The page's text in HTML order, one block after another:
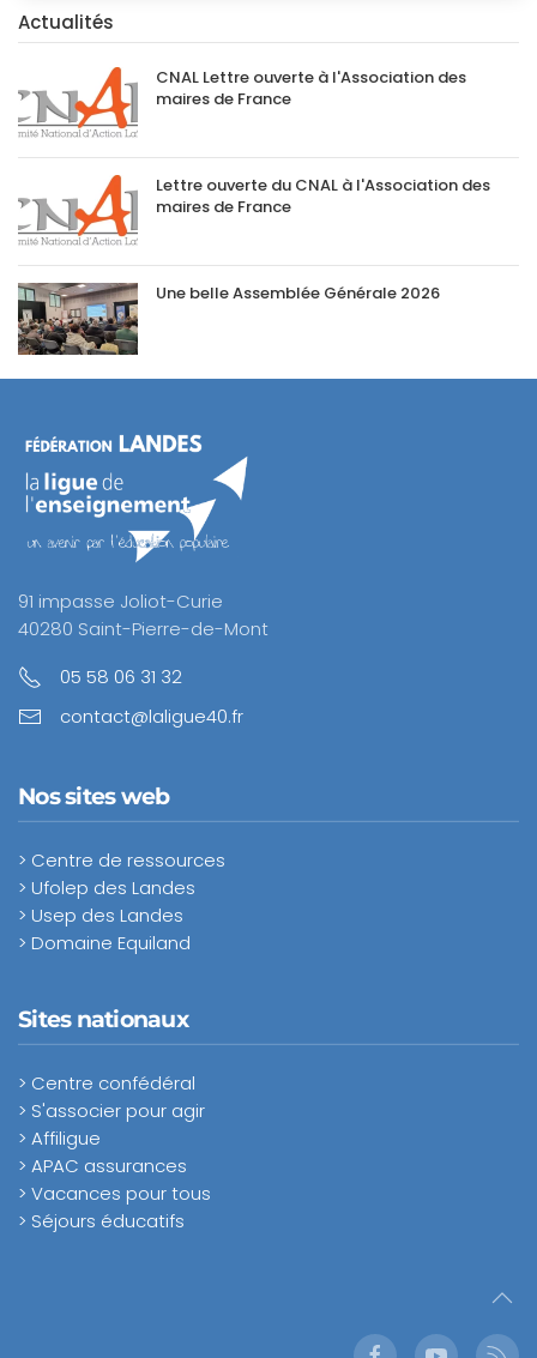
Actualités
CNAL Lettre ouverte à l'Association des
maires de France
Lettre ouverte du CNAL à l'Association des
maires de France
Une belle Assemblée Générale 2026
91 impasse Joliot-Curie
40280 Saint-Pierre-de-Mont
05 58 06 31 32
contact@laligue40.fr
Nos sites web
> Centre de ressources
> Ufolep des Landes
> Usep des Landes
> Domaine Equiland
Sites nationaux
> Centre confédéral
> S'associer pour agir
> Affiligue
> APAC assurances
> Vacances pour tous
> Séjours éducatifs